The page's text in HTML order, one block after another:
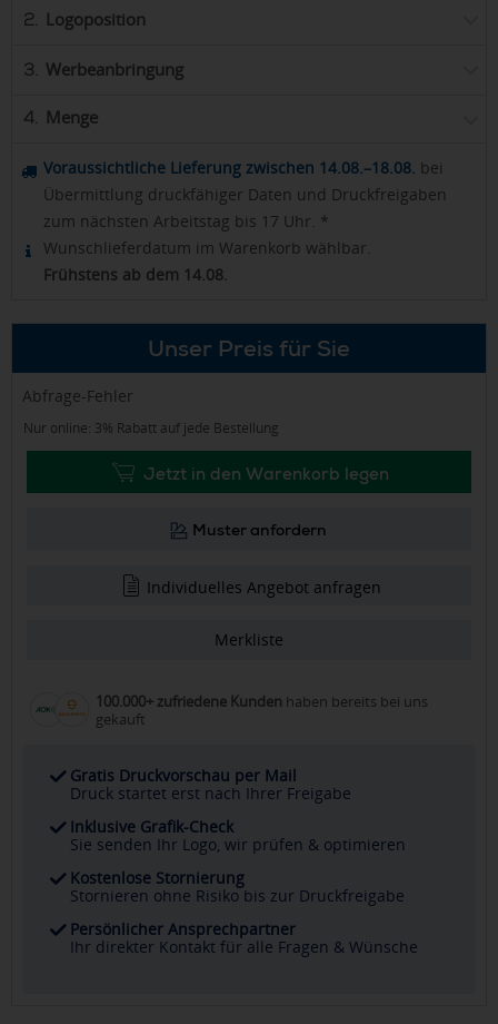
2. Logoposition
3. Werbeanbringung
4. Menge
Voraussichtliche Lieferung zwischen 14.08.–18.08. bei
Übermittlung druckfähiger Daten und Druckfreigaben
zum nächsten Arbeitstag bis 17 Uhr. *
Wunschlieferdatum im Warenkorb wählbar.
Frühstens ab dem 14.08.
Unser Preis für Sie
Abfrage-Fehler
Nur online: 3% Rabatt auf jede Bestellung
Jetzt in den Warenkorb legen
Muster anfordern
Individuelles Angebot anfragen
Merkliste
100.000+ zufriedene Kunden haben bereits bei uns
gekauft
Gratis Druckvorschau per Mail
Druck startet erst nach Ihrer Freigabe
Inklusive Grafik-Check
Sie senden Ihr Logo, wir prüfen & optimieren
Kostenlose Stornierung
Stornieren ohne Risiko bis zur Druckfreigabe
Persönlicher Ansprechpartner
Ihr direkter Kontakt für alle Fragen & Wünsche